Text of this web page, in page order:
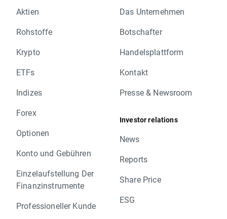
Aktien
Rohstoffe
Krypto
ETFs
Indizes
Forex
Optionen
Konto und Gebühren
Einzelaufstellung Der
Finanzinstrumente
Professioneller Kunde
Das Unternehmen
Botschafter
Handelsplattform
Kontakt
Presse & Newsroom
Investor relations
News
Reports
Share Price
ESG